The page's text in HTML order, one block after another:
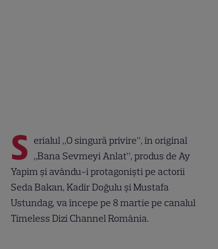
S erialul „O singură privire”, în original
„Bana Sevmeyi Anlat”, produs de Ay
Yapim și avându-i protagoniști pe actorii
Seda Bakan, Kadir Doğulu și Mustafa
Ustundag,va începe pe 8 martie pe canalul
Timeless Dizi Channel România.